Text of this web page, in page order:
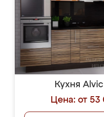
Кухня
Цена: от 53